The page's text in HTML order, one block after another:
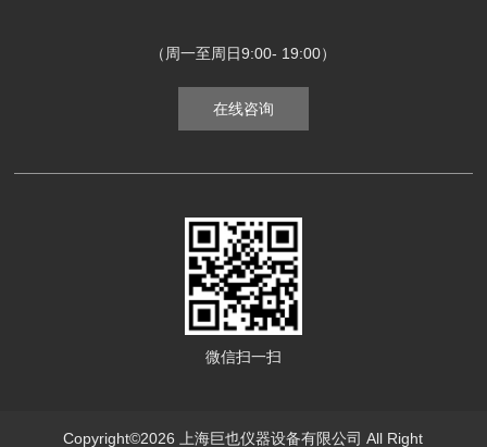
（周一至周日9:00- 19:00）
在线咨询
微信扫一扫
Copyright©2026 上海巨也仪器设备有限公司 All Right